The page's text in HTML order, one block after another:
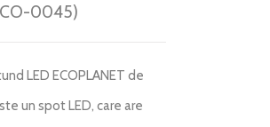
0045)
LED ECOPLANET de
un spot LED, care are